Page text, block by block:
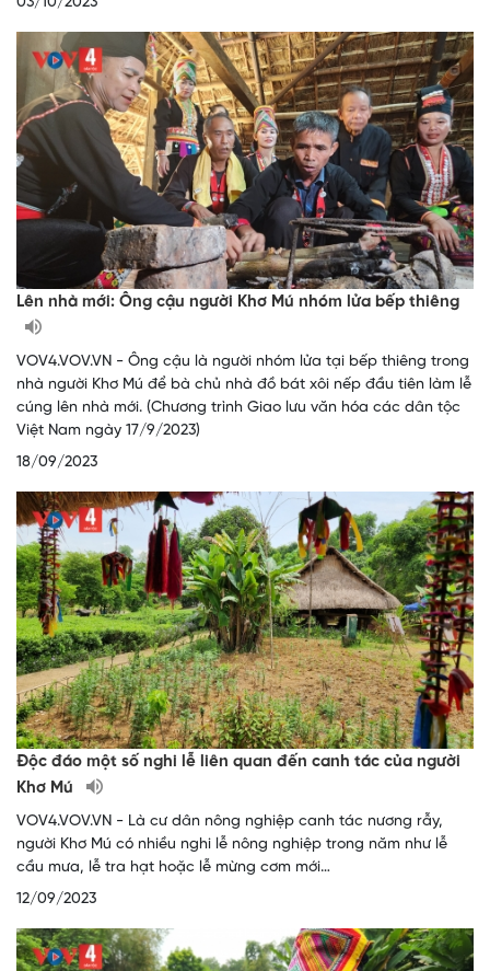
Lên nhà mới: Ông cậu người Khơ Mú nhóm lửa bếp thiêng
VOV4.VOV.VN - Ông cậu là người nhóm lửa tại bếp thiêng trong
nhà người Khơ Mú để bà chủ nhà đồ bát xôi nếp đầu tiên làm lễ
cúng lên nhà mới. (Chương trình Giao lưu văn hóa các dân tộc
Việt Nam ngày 17/9/2023)
18/09/2023
Độc đáo một số nghi lễ liên quan đến canh tác của người
Khơ Mú
VOV4.VOV.VN - Là cư dân nông nghiệp canh tác nương rẫy,
người Khơ Mú có nhiều nghi lễ nông nghiệp trong năm như lễ
cầu mưa, lễ tra hạt hoặc lễ mừng cơm mới…
12/09/2023